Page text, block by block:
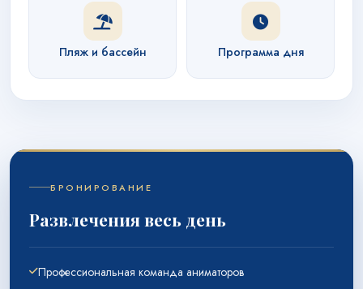
Пляж и бассейн Программа дня
БРОНИРОВАНИЕ
Развлечения весь день
Профессиональная команда аниматоров